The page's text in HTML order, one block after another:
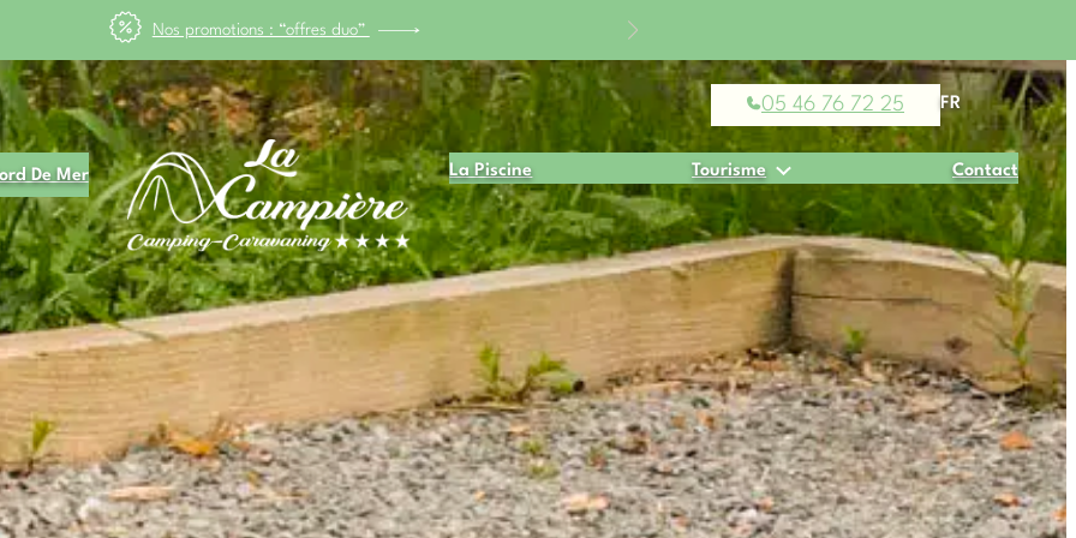
"Grand pont de mai" du 8 au 17 mai faites le GRAND PONT a -25%
05 46 76 72 25 FR
De Mer La Piscine Tourisme Contact